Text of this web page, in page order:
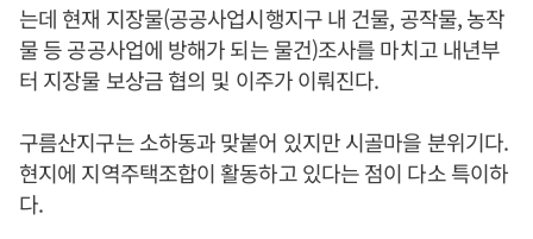
는데 현재 지장물(공공사업시행지구 내 건물, 공작물, 농작
물 등 공공사업에 방해가 되는 물건)조사를 마치고 내년부
터 지장물 보상금 협의 및 이주가 이뤄진다.
구름산지구는 소하동과 맞붙어 있지만 시골마을 분위기다.
현지에 지역주택조합이 활동하고 있다는 점이 다소 특이하
다.